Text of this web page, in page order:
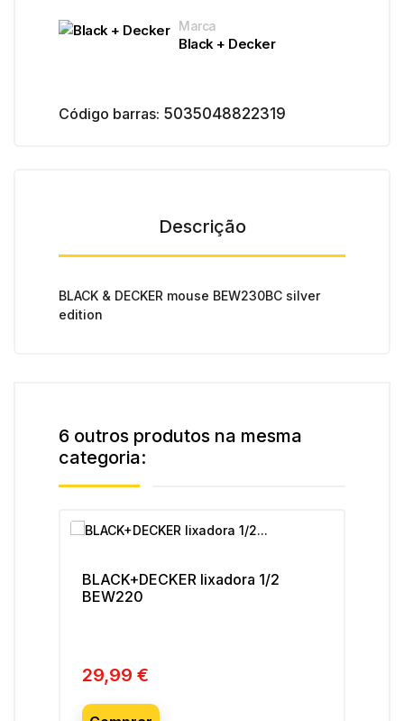
Marca
Black + Decker
Código barras: 5035048822319
Descrição
BLACK & DECKER mouse BEW230BC silver
edition
6 outros produtos na mesma
categoria:
BLACK+DECKER lixadora 1/2
BEW220
Preço
29,99 €